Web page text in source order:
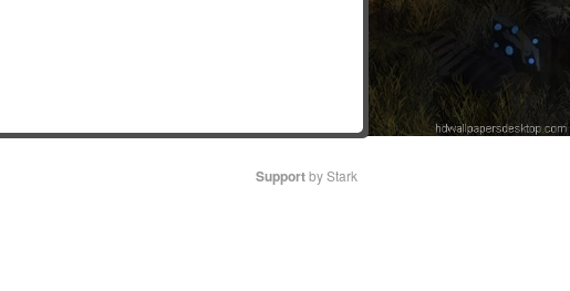
Supportby Stark